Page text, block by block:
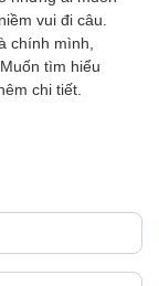
vui đi câu.
chính mình,
tìm hiểu
chi tiết.